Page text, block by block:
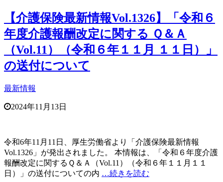
【介護保険最新情報Vol.1326】「令和６
年度介護報酬改定に関する Ｑ＆Ａ
（Vol.11）（令和６年１１月 １１日）」
の送付について
最新情報
2024年11月13日
令和6年11月11日、厚生労働省より「介護保険最新情報
Vol.1326」が発出されました。 本情報は、「令和６年度介護
報酬改定に関するＱ＆Ａ（Vol.11）（令和６年１１月１１
日）」の送付についての内 …続きを読む